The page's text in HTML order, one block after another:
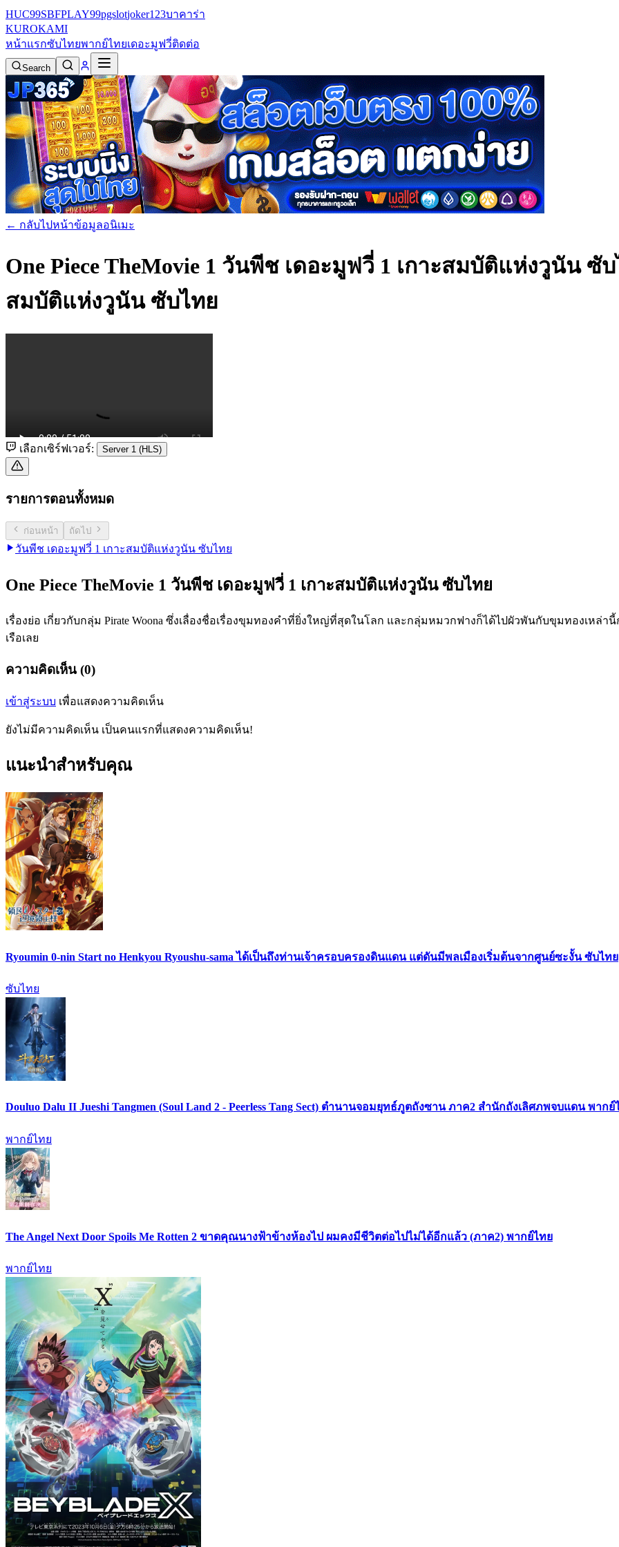
HUC99SBFPLAY99pgslotjoker123บาคาร่า
KUROKAMI
หน้าแรกซับไทยพากย์ไทยเดอะมูฟวี่ติดต่อ
Search
← กลับไปหน้าข้อมูลอนิเมะ
One Piece TheMovie 1 วันพีช เดอะมูฟวี่ 1 เกาะสมบัติแห่งวูนัน ซั
สมบัติแห่งวูนัน ซับไทย
เลือกเซิร์ฟเวอร์: Server 1 (HLS)
รายการตอนทั้งหมด
ก่อนหน้า ถัดไป
วันพีช เดอะมูฟวี่ 1 เกาะสมบัติแห่งวูนัน ซับไทย
One Piece TheMovie 1 วันพีช เดอะมูฟวี่ 1 เกาะสมบัติแห่งวูนัน ซับไทย
เรื่องย่อ เกี่ยวกับกลุ่ม Pirate Woona ซึ่งเลื่องชื่อเรื่องขุมทองคำที่ยิ่งใหญ่ที่สุดในโลก และกลุ่มหมวกฟางก็ได้ไปผัวพันกับขุมทองเห
เรือเลย
ความคิดเห็น (0)
เข้าสู่ระบบ เพื่อแสดงความคิดเห็น
ยังไม่มีความคิดเห็น เป็นคนแรกที่แสดงความคิดเห็น!
แนะนำสำหรับคุณ
Ryoumin 0-nin Start no Henkyou Ryoushu-sama ได้เป็นถึงท่านเจ้าครอบครองดินแดน แต่ดันมีพลเมืองเริ่มต้นจากศูนย์ซะงั้น ซับไทย
ซับไทย
Douluo Dalu II Jueshi Tangmen (Soul Land 2 - Peerless Tang Sect) ตำนานจอมยุทธ์ภูตถังซาน ภาค2 สำนักถังเลิศภพจบแดน พากย์
พากย์ไทย
The Angel Next Door Spoils Me Rotten 2 ขาดคุณนางฟ้าข้างห้องไป ผมคงมีชีวิตต่อไปไม่ได้อีกแล้ว (ภาค2) พากย์ไทย
พากย์ไทย